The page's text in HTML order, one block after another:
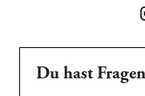
Du hast